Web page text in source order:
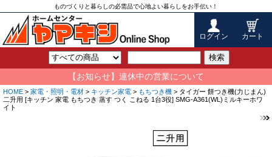
ものづくりと暮らしの必需品で心地よい暮らしをお手伝い！
ログイン カート
検索
【お知らせ】連休中の営業について
HOME > 家電・照明・電材 > キッチン家電 > もちつき機 > タイガー 餅つき機(力じまん)
二升用 [キッチン 家電 もちつき 蒸す つく こねる 1台3役] SMG-A361(WL)ミルキーホワ
イト